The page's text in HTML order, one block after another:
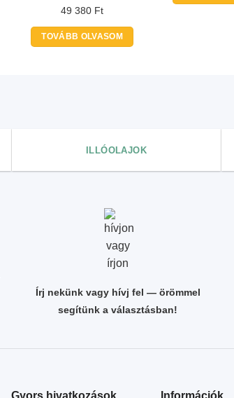
49 380 Ft
TOVÁBB OLVASOM
ILLÓOLAJOK
Írj nekünk vagy hívj fel — örömmel
segítünk a választásban!